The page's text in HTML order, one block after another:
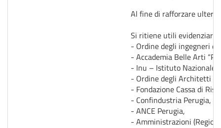
Al fine di rafforzare
Si ritiene utili evidenziare
- Ordine degli ingegneri
- Accademia Belle Arti
- Inu – Istituto Nazionale
- Ordine degli Architetti di
- Fondazione Cassa di
- Confindustria Perugia,
- ANCE Perugia,
- Amministrazioni